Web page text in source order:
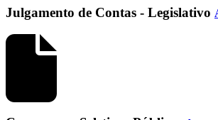
Julgamento de Contas - Legislativo